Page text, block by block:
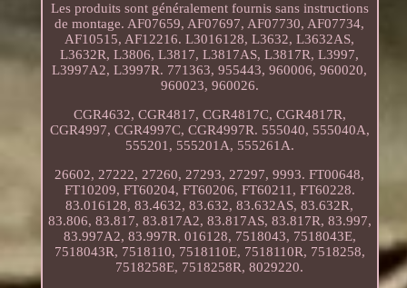
Les produits sont généralement fournis sans instructions
de montage. AF07659, AF07697, AF07730, AF07734,
AF10515, AF12216. L3016128, L3632, L3632AS,
L3632R, L3806, L3817, L3817AS, L3817R, L3997,
L3997A2, L3997R. 771363, 955443, 960006, 960020,
960023, 960026.
CGR4632, CGR4817, CGR4817C, CGR4817R,
CGR4997, CGR4997C, CGR4997R. 555040, 555040A,
555201, 555201A, 555261A.
26602, 27222, 27260, 27293, 27297, 9993. FT00648,
FT10209, FT60204, FT60206, FT60211, FT60228.
83.016128, 83.4632, 83.632, 83.632AS, 83.632R,
83.806, 83.817, 83.817A2, 83.817AS, 83.817R, 83.997,
83.997A2, 83.997R. 016128, 7518043, 7518043E,
7518043R, 7518110, 7518110E, 7518110R, 7518258,
7518258E, 7518258R, 8029220.